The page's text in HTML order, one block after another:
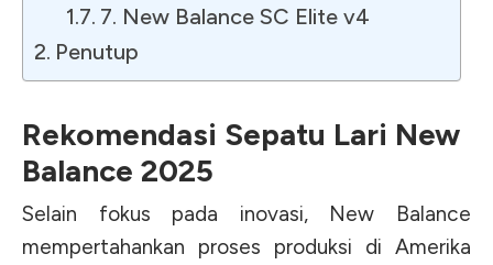
7. New Balance SC Elite v4
Penutup
Rekomendasi Sepatu Lari New
Balance 2025
Selain fokus pada inovasi, New Balance
mempertahankan proses produksi di Amerika